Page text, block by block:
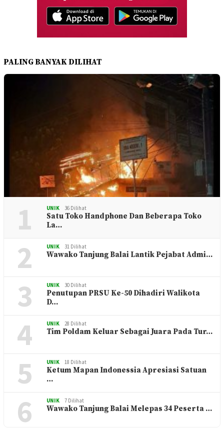
PALING BANYAK DILIHAT
1 UNIK 36 Dilihat
Satu Toko Handphone Dan Beberapa Toko
La…
2 UNIK 31 Dilihat
Wawako Tanjung Balai Lantik Pejabat Admi…
3 UNIK 30 Dilihat
Penutupan PRSU Ke-50 Dihadiri Walikota
D…
4 UNIK 28 Dilihat
Tim Poldam Keluar Sebagai Juara Pada Tur…
5 UNIK 18 Dilihat
Ketum Mapan Indonessia Apresiasi Satuan
…
6 UNIK 7 Dilihat
Wawako Tanjung Balai Melepas 34 Peserta …